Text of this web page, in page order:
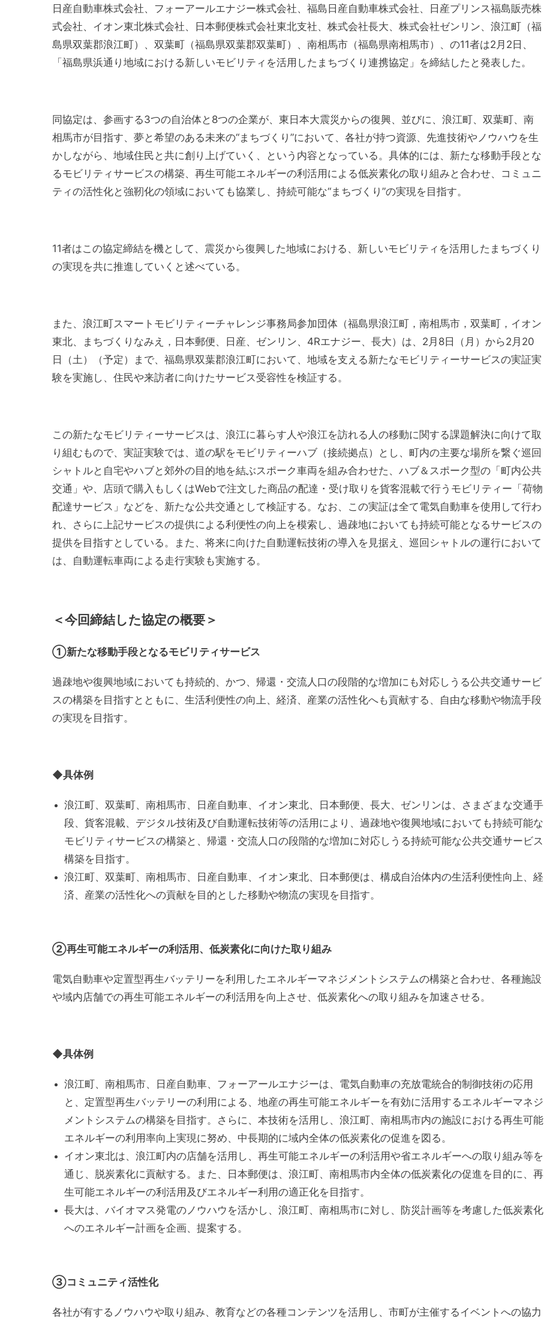
日産自動車株式会社、フォーアールエナジー株式会社、福島日産自動車株式会社、日産プリンス福島販売株
式会社、イオン東北株式会社、日本郵便株式会社東北支社、株式会社長大、株式会社ゼンリン、浪江町（福
島県双葉郡浪江町）、双葉町（福島県双葉郡双葉町）、南相馬市（福島県南相馬市）、の11者は2月2日、
「福島県浜通り地域における新しいモビリティを活用したまちづくり連携協定」を締結したと発表した。
同協定は、参画する3つの自治体と8つの企業が、東日本大震災からの復興、並びに、浪江町、双葉町、南
相馬市が目指す、夢と希望のある未来の“まちづくり”において、各社が持つ資源、先進技術やノウハウを生
かしながら、地域住民と共に創り上げていく、という内容となっている。具体的には、新たな移動手段とな
るモビリティサービスの構築、再生可能エネルギーの利活用による低炭素化の取り組みと合わせ、コミュニ
ティの活性化と強靭化の領域においても協業し、持続可能な“まちづくり”の実現を目指す。
11者はこの協定締結を機として、震災から復興した地域における、新しいモビリティを活用したまちづくり
の実現を共に推進していくと述べている。
また、浪江町スマートモビリティーチャレンジ事務局参加団体（福島県浪江町，南相馬市，双葉町，イオン
東北、まちづくりなみえ，日本郵便、日産、ゼンリン、4Rエナジー、長大）は、2月8日（月）から2月20
日（土）（予定）まで、福島県双葉郡浪江町において、地域を支える新たなモビリティーサービスの実証実
験を実施し、住民や来訪者に向けたサービス受容性を検証する。
この新たなモビリティーサービスは、浪江に暮らす人や浪江を訪れる人の移動に関する課題解決に向けて取
り組むもので、実証実験では、道の駅をモビリティーハブ（接続拠点）とし、町内の主要な場所を繋ぐ巡回
シャトルと自宅やハブと郊外の目的地を結ぶスポーク車両を組み合わせた、ハブ＆スポーク型の「町内公共
交通」や、店頭で購入もしくはWebで注文した商品の配達・受け取りを貨客混載で行うモビリティー「荷物
配達サービス」などを、新たな公共交通として検証する。なお、この実証は全て電気自動車を使用して行わ
れ、さらに上記サービスの提供による利便性の向上を模索し、過疎地においても持続可能となるサービスの
提供を目指すとしている。また、将来に向けた自動運転技術の導入を見据え、巡回シャトルの運行において
は、自動運転車両による走行実験も実施する。
＜今回締結した協定の概要＞
①新たな移動手段となるモビリティサービス
過疎地や復興地域においても持続的、かつ、帰還・交流人口の段階的な増加にも対応しうる公共交通サービ
スの構築を目指すとともに、生活利便性の向上、経済、産業の活性化へも貢献する、自由な移動や物流手段
の実現を目指す。
◆具体例
浪江町、双葉町、南相馬市、日産自動車、イオン東北、日本郵便、長大、ゼンリンは、さまざまな交通手
段、貨客混載、デジタル技術及び自動運転技術等の活用により、過疎地や復興地域においても持続可能な
モビリティサービスの構築と、帰還・交流人口の段階的な増加に対応しうる持続可能な公共交通サービス
構築を目指す。
浪江町、双葉町、南相馬市、日産自動車、イオン東北、日本郵便は、構成自治体内の生活利便性向上、経
済、産業の活性化への貢献を目的とした移動や物流の実現を目指す。
②再生可能エネルギーの利活用、低炭素化に向けた取り組み
電気自動車や定置型再生バッテリーを利用したエネルギーマネジメントシステムの構築と合わせ、各種施設
や域内店舗での再生可能エネルギーの利活用を向上させ、低炭素化への取り組みを加速させる。
◆具体例
浪江町、南相馬市、日産自動車、フォーアールエナジーは、電気自動車の充放電統合的制御技術の応用
と、定置型再生バッテリーの利用による、地産の再生可能エネルギーを有効に活用するエネルギーマネジ
メントシステムの構築を目指す。さらに、本技術を活用し、浪江町、南相馬市内の施設における再生可能
エネルギーの利用率向上実現に努め、中長期的に域内全体の低炭素化の促進を図る。
イオン東北は、浪江町内の店舗を活用し、再生可能エネルギーの利活用や省エネルギーへの取り組み等を
通じ、脱炭素化に貢献する。また、日本郵便は、浪江町、南相馬市内全体の低炭素化の促進を目的に、再
生可能エネルギーの利活用及びエネルギー利用の適正化を目指す。
長大は、バイオマス発電のノウハウを活かし、浪江町、南相馬市に対し、防災計画等を考慮した低炭素化
へのエネルギー計画を企画、提案する。
③コミュニティ活性化
各社が有するノウハウや取り組み、教育などの各種コンテンツを活用し、市町が主催するイベントへの協力